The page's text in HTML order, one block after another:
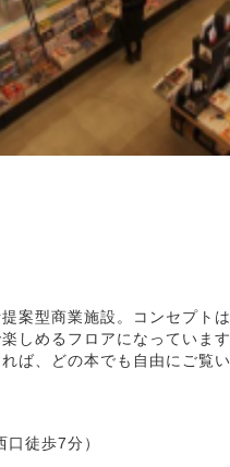
案型商業施設。コンセプト
しめるフロアになっていま
ば、どの本でも自由にご覧
徒歩7分）